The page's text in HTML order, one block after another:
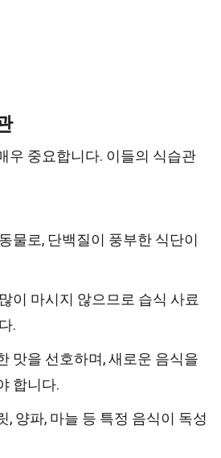
우 중요합니다. 이들의 식습관
물로, 단백질이 풍부한 식단이
이 마시지 않으므로 습식 사료
.
맛을 선호하며, 새로운 음식을
합니다.
, 양파, 마늘 등 특정 음식이 독성